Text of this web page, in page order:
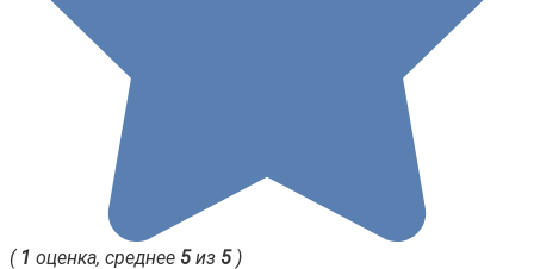
( 1 оценка, среднее 5из 5)